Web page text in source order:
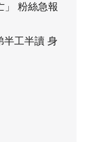
」 粉絲急報
半工半讀 身